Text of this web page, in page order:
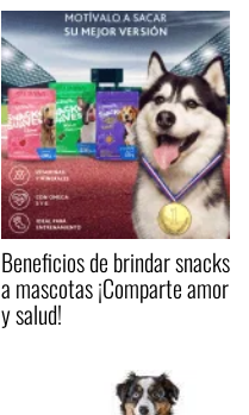
Beneficios de brindar snacks
a mascotas ¡Comparte amor
y salud!